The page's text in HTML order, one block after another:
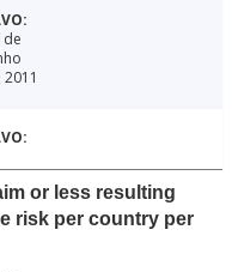
de
2011
or less resulting
risk per country per